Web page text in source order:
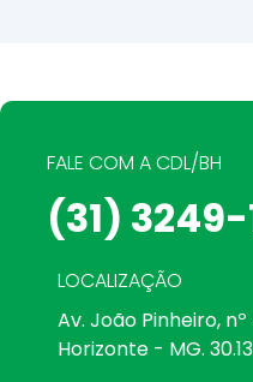
FALE COM A CDL/BH
(31)
LOCALIZAÇÃO
Av. João Pinheiro,
Horizonte - MG.